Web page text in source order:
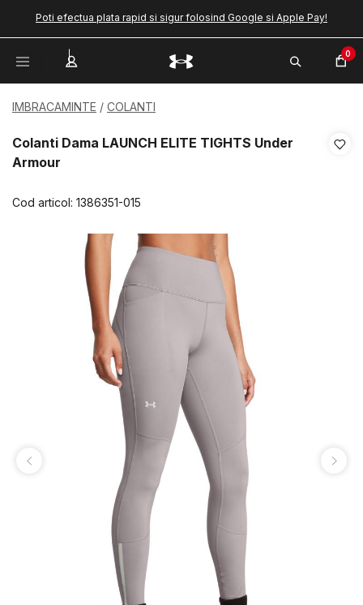
Poti efectua plata rapid si sigur folosind Google si Apple Pay!
0
IMBRACAMINTE COLANTI
Colanti Dama LAUNCH ELITE TIGHTS Under
Armour
Cod articol: 1386351-015